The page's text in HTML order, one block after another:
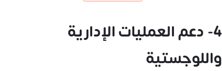
4- دعم العمليات الإدارية
واللوجستية